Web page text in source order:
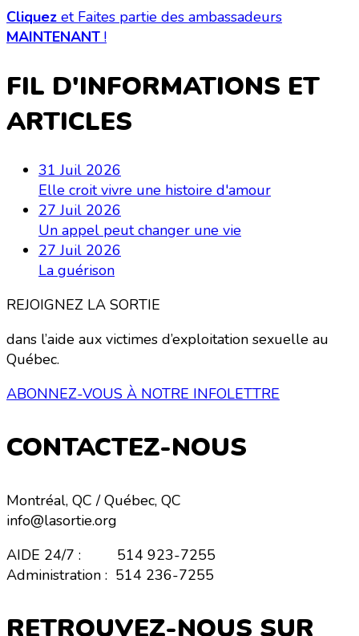
Cliquez et Faites partie des ambassadeurs
MAINTENANT !
FIL D'INFORMATIONS ET
ARTICLES
31 Juil 2026
Elle croit vivre une histoire d'amour
27 Juil 2026
Un appel peut changer une vie
27 Juil 2026
La guérison
REJOIGNEZ LA SORTIE
dans l’aide aux victimes d’exploitation sexuelle au
Québec.
ABONNEZ-VOUS À NOTRE INFOLETTRE
CONTACTEZ-NOUS
Montréal, QC / Québec, QC
info@lasortie.org
AIDE 24/7 : 514 923-7255
Administration : 514 236-7255
RETROUVEZ-NOUS SUR